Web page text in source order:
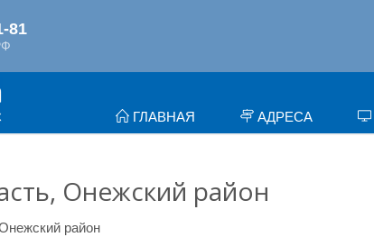
ГЛАВНАЯ АДРЕСА
Онежский район
район